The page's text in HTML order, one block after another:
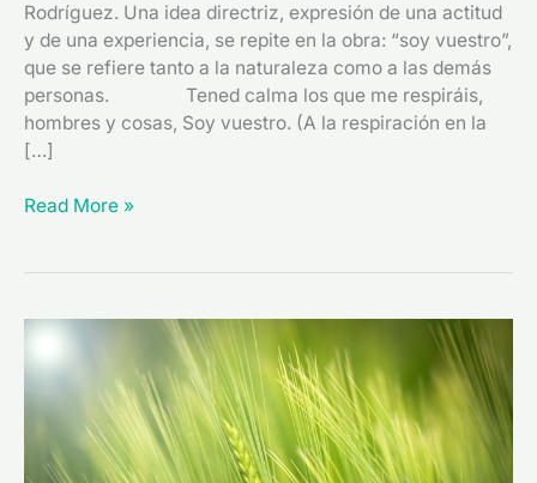
Rodríguez. Una idea directriz, expresión de una actitud
y de una experiencia, se repite en la obra: “soy vuestro”,
que se refiere tanto a la naturaleza como a las demás
personas. Tened calma los que me respiráis,
hombres y cosas, Soy vuestro. (A la respiración en la
[…]
Read More »
“El
don
ebriedad”
(1953)